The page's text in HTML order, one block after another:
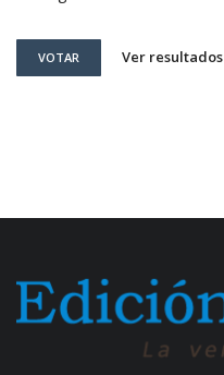
VOTAR Ver resultados